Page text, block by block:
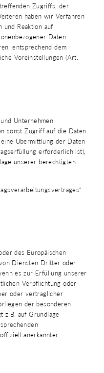
Zugriffs, der
haben wir Verfahren
und Reaktion auf
Daten
entsprechend dem
Voreinstellungen (Art.
Unternehmen
sonst Zugriff auf die Daten
Übermittlung der Daten
erforderlich ist),
unserer berechtigten
des Europäischen
Diensten Dritter oder
es zur Erfüllung unserer
Verpflichtung oder
oder vertraglicher
der besonderen
z.B. auf Grundlage
anerkannter